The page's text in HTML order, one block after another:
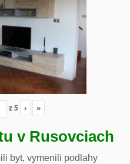
z5 › »
v Rusovciach
byt, vymenili podlahy